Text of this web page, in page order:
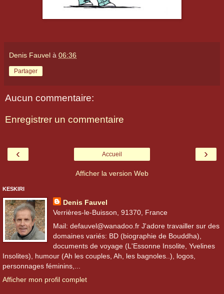
Denis Fauvel à 06:36
Partager
Aucun commentaire:
Enregistrer un commentaire
‹ ›
Accueil
Afficher la version Web
KESKIRI
Denis Fauvel
Verrières-le-Buisson, 91370, France
Mail: defauvel@wanadoo.fr J'adore travailler sur des
domaines variés: BD (biographie de Bouddha),
documents de voyage (L'Essonne Insolite, Yvelines
Insolites), humour (Ah les couples, Ah, les bagnoles..), logos,
personnages féminins,...
Afficher mon profil complet